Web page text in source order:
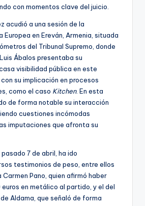
con momentos clave del juicio.
acudió a una sesión de la
Europea en Ereván, Armenia, situada
del Tribunal Supremo, donde
Ábalos presentaba su
visibilidad pública en este
su implicación en procesos
como el caso Kitchen. En esta
de forma notable su interacción
cuestiones incómodas
imputaciones que afronta su
7 de abril, ha ido
testimonios de peso, entre ellos
Carmen Pano, quien afirmó haber
en metálico al partido, y el del
Aldama, que señaló de forma